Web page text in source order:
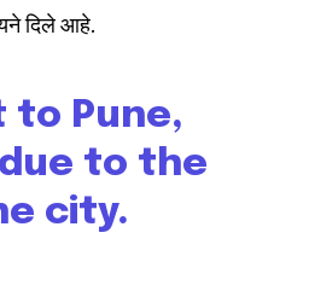
दिले आहे.
to Pune,
to the
city.